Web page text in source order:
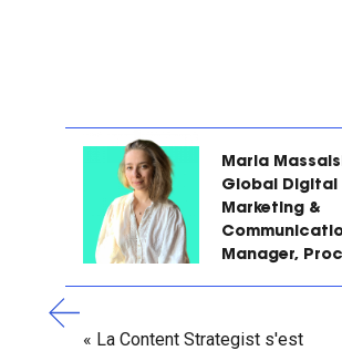
Maria
Global Digital
Marketing &
Manager,
« La Content Strategist s'est